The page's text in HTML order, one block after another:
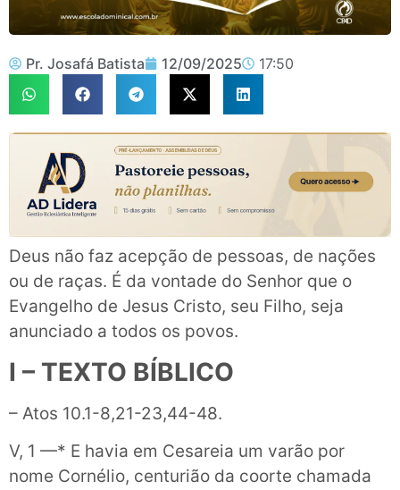
Pr. Josafá Batista 12/09/2025 17:50
Deus não faz acepção de pessoas, de nações
ou de raças. É da vontade do Senhor que o
Evangelho de Jesus Cristo, seu Filho, seja
anunciado a todos os povos.
I – TEXTO BÍBLICO
– Atos 10.1-8,21-23,44-48.
V, 1 —* E havia em Cesareia um varão por
nome Cornélio, centurião da coorte chamada